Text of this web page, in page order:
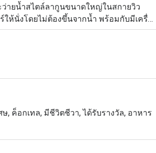
ายน้ำสไตล์ลากูนขนาดใหญ่ในสกายวิว
ห้นั่งโดยไม่ต้องขึ้นจากน้ำ พร้อมกับมีเครื่อง
รหากคุณรู้สึกหิวด้วย เช่น ของทานเล่นอย่าง
โฮมเมดก็น่าสนใจไม่แพ้กัน
, ค็อกเทล, มีชีวิตชีวา, ได้รับรางวัล, อาหาร